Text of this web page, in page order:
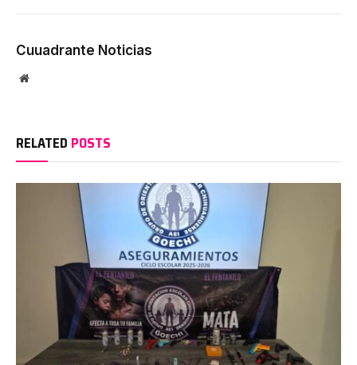
Cuuadrante Noticias
Website
RELATED POSTS